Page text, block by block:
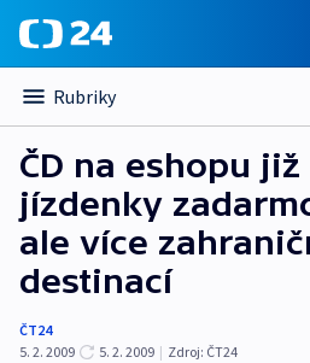
Rubriky
ČD na eshopu
jízdenky
ale více
destinací
ČT24
5. 2. 2009
5. 2. 2009 | Zdroj: ČT24